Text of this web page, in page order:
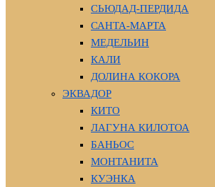
СЬЮДАД-ПЕРДИДА
САНТА-МАРТА
МЕДЕЛЬИН
КАЛИ
ДОЛИНА КОКОРА
ЭКВАДОР
КИТО
ЛАГУНА КИЛОТОА
БАНЬОС
МОНТАНИТА
КУЭНКА